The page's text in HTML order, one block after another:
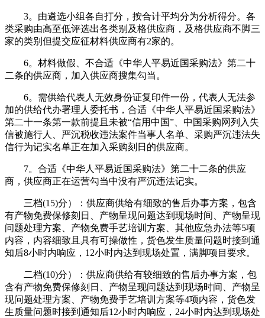
3。由遴选小组各自打分，按合计平均分为分析得分。各
类采购由高至低评选出各类别及格供应商，及格供应商不脚三
家的类别但提交应征材料供应商有2家的。
6。材料做假、不合适《中华人平易近国采购法》第二十
二条的供应商，加入供应商搜集勾当。
6。需供给代表人无效身份证复印件一份，代表人无法参
加的供给代办署理人委托书，合适《中华人平易近国采购法》
第二十一条第一款前提且未被“信用中国”、中国采购网列入失
信被施行人、严沉税收违法案件当事人名单、采购严沉违法失
信行为记实名单正在加入采购刻日的供应商。
7。合适《中华人平易近国采购法》第二十二条的供应
商，供应商正在运营勾当中没有严沉违法记实。
三档(15)分）：供应商供给有细致的售后办事方案，包含
有产物免费保修刻日、产物呈现问题达到现场时间、产物呈现
问题处理方案、产物免费手艺培训方案、其他应急办法等5项
内容，内容细致且具有可操做性，货色发生质量问题时接到通
知后8小时内响应，12小时内达到现场处置，满脚项目要求。
二档(10)分）：供应商供给有较细致的售后办事方案，包
含有产物免费保修刻日、产物呈现问题达到现场时间、产物呈
现问题处理方案、产物免费手艺培训方案等4项内容，货色发
生质量问题时接到通知后12小时内响应，24小时内达到现场处